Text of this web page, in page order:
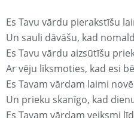
Es Tavu vārdu pierakstīšu
Un sauli dāvāšu, kad
Es Tavu vārdu aizsūtīšu
Ar vēju līksmoties, kad esi
Es Tavam vārdam laimi
Un prieku skanīgo, kad
Es Tavam vārdam veiksmi